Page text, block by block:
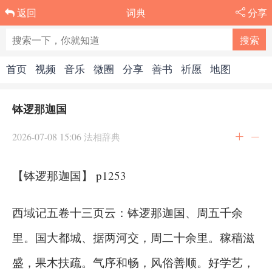
返回 词典 分享
首页 视频 音乐 微圈 分享 善书 祈愿 地图
钵逻那迦国
2026-07-08 15:06 法相辞典
【钵逻那迦国】 p1253
西域记五卷十三页云：钵逻那迦国、周五千余
里。国大都城、据两河交，周二十余里。稼穑滋
盛，果木扶疏。气序和畅，风俗善顺。好学艺，